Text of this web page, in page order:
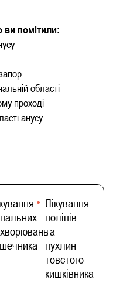
ви помітили:
області
проході
анусу
Лікування
поліпів
та
пухлин
товстого
кишківника